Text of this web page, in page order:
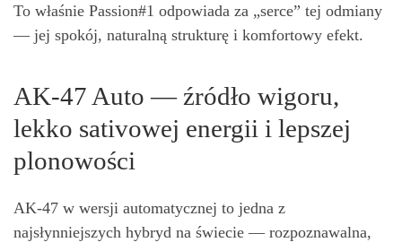
To właśnie Passion#1 odpowiada za „serce” tej odmiany
— jej spokój, naturalną strukturę i komfortowy efekt.
AK-47 Auto — źródło wigoru,
lekko sativowej energii i lepszej
plonowości
AK-47 w wersji automatycznej to jedna z
najsłynniejszych hybryd na świecie — rozpoznawalna,